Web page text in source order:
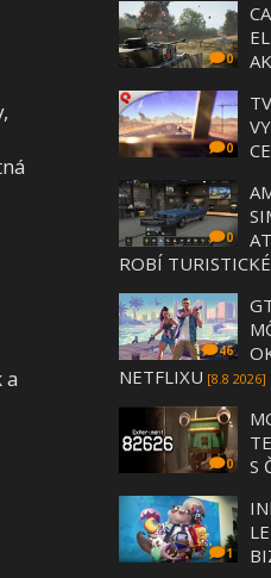
a
0
0
0
ROBÍ
46
NETFLIXU [8.8 2026]
0
S
1